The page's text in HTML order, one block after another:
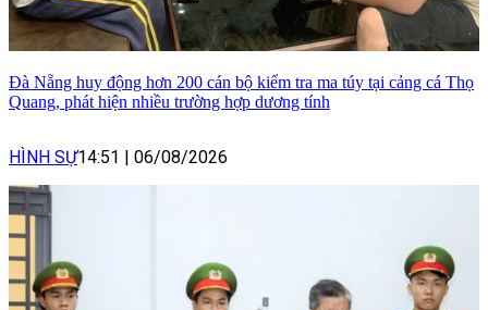
Đà Nẵng huy động hơn 200 cán bộ kiểm tra ma túy tại cảng cá Thọ
Quang, phát hiện nhiều trường hợp dương tính
HÌNH SỰ14:51 06/08/2026